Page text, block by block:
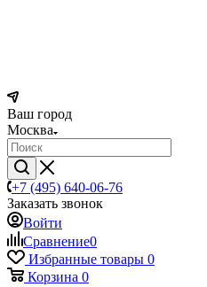
Ваш город
Москва
+7 (495) 640-06-76
Заказать звонок
Войти
Сравнение0
Избранные товары 0
Корзина 0